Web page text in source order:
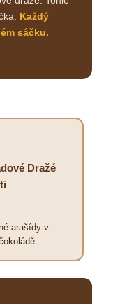
Každý
sáčku.
Dražé
arašídy v